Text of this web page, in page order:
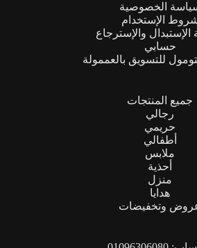
الخصوصية
الإستخدام
والإسترجاع
حسابي
للتسويق بالعممولة
جميع المنتجات
رجالي
حريمي
أطفالي
ملابس
أحذية
منزل
هدايا
وتخفيضات